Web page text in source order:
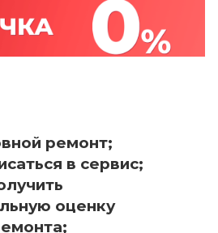
ремонт;
в сервис;
оценку